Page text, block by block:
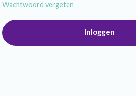
Wachtwoord vergeten
Inloggen